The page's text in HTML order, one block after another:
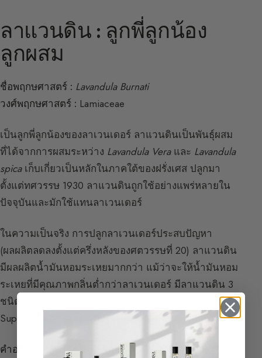
ลาแวนดิน : ลูกพี่ลูกน้อง
ลูกผสม
ชื่อพฤกษศาสตร์ : Lavandula Burnati
วงศ์พฤกษศาสตร์ : Lamiaceae
เป็นลูกพี่ลูกน้องของลาเวนเดอร์ ลาแวนดินเป็นพันธุ์ผสม
ที่ได้จากการผสมระหว่าง Lavandula Veraและ Lavandula
spicaเก็บเกี่ยวเป็นหลักในภาคใต้ของฝรั่งเศส ปลูกมา
ตั้งแต่ทศวรรษ 1930 ลาแวนดินถูกใช้อย่างแพร่หลายใน
ปัจจุบันและมักใช้แทนลาเวนเดอร์
ในความเป็นจริง การปลูกลาเวนเดอร์ประสบปัญหา
(ผลผลิตลดลงตั้งแต่ครึ่งหลังของศตวรรษที่ 20) ลาแวนดิน
มีผลผลิตน้ำมันหอมระเหยมากกว่า แม้ว่าจะให้น้ำมันหอม
ระเหยที่มีคุณภาพกลิ่นต่ำกว่าลาเวนเดอร์ มีลาแวนดิน 3
ชนิด : Lavandin Grosso, Lavandin Abrial และ Lavandin
Super โดย Lavandin Grosso เป็นชนิดที่ปลูกมากที่สุด
คำอธิบายกลิ่น :เช่นเดียวกับลาเวนเดอร์ น้ำมันหอม